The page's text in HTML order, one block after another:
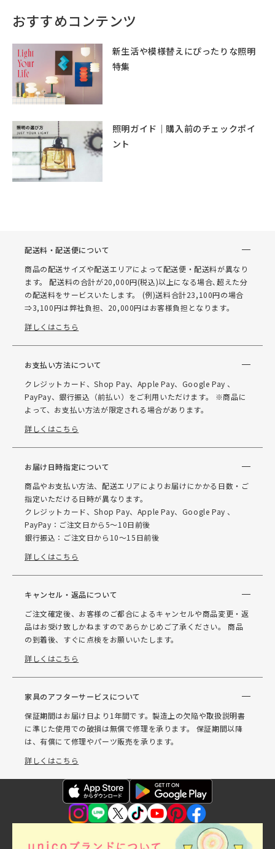
おすすめコンテンツ
新生活や模様替えにぴったりな照明
特集
照明ガイド｜購入前のチェックポイ
ント
配送料・配送便について
商品の配送サイズや配送エリアによって配送便・配送料が異なり
ます。 配送料の合計が20,000円(税込)以上になる場合､超えた分
の配送料をサービスいたします。 (例)送料合計23,100円の場合
⇒3,100円は弊社負担、20,000円はお客様負担となります。
詳しくはこちら
お支払い方法について
クレジットカード、Shop Pay、Apple Pay、Google Pay 、
PayPay、銀行振込（前払い）をご利用いただけます。 ※商品に
よって、お支払い方法が限定される場合があります。
詳しくはこちら
お届け日時指定について
商品やお支払い方法、配送エリアによりお届けにかかる日数・ご
指定いただける日時が異なります。
クレジットカード、Shop Pay、Apple Pay、Google Pay 、
PayPay：ご注文日から5～10日前後
銀行振込：ご注文日から10～15日前後
詳しくはこちら
キャンセル・返品について
ご注文確定後、お客様のご都合によるキャンセルや商品変更・返
品はお受け致しかねますのであらかじめご了承ください。 商品
の到着後、すぐに点検をお願いいたします。
詳しくはこちら
家具のアフターサービスについて
保証期間はお届け日より1年間です。製造上の欠陥や取扱説明書
に準じた使用での破損は無償で修理を承ります。 保証期間以降
は、有償にて修理やパーツ販売を承ります。
詳しくはこちら